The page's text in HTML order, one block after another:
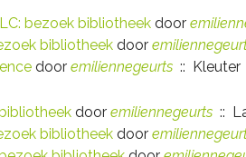
bezoek bibliotheek door
bibliotheek door
door emiliennegeurts :: Kleuter
door emiliennegeurts ::
bibliotheek door